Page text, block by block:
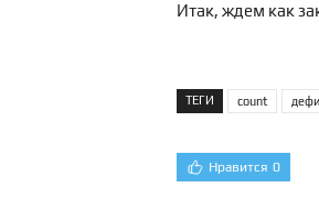
Итак, ждем как
ТЕГИ count
Нравится 0